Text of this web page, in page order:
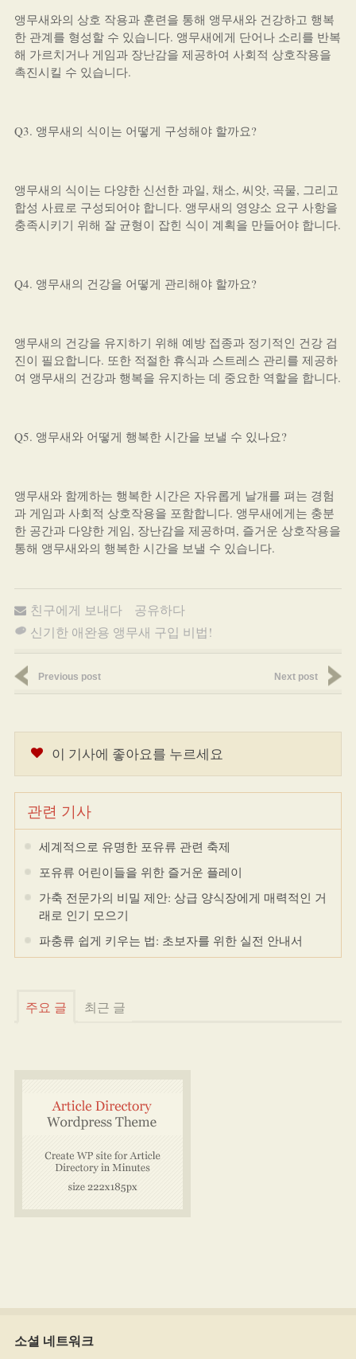
앵무새와의 상호 작용과 훈련을 통해 앵무새와 건강하고 행복
한 관계를 형성할 수 있습니다. 앵무새에게 단어나 소리를 반복
해 가르치거나 게임과 장난감을 제공하여 사회적 상호작용을
촉진시킬 수 있습니다.
Q3. 앵무새의 식이는 어떻게 구성해야 할까요?
앵무새의 식이는 다양한 신선한 과일, 채소, 씨앗, 곡물, 그리고
합성 사료로 구성되어야 합니다. 앵무새의 영양소 요구 사항을
충족시키기 위해 잘 균형이 잡힌 식이 계획을 만들어야 합니다.
Q4. 앵무새의 건강을 어떻게 관리해야 할까요?
앵무새의 건강을 유지하기 위해 예방 접종과 정기적인 건강 검
진이 필요합니다. 또한 적절한 휴식과 스트레스 관리를 제공하
여 앵무새의 건강과 행복을 유지하는 데 중요한 역할을 합니다.
Q5. 앵무새와 어떻게 행복한 시간을 보낼 수 있나요?
앵무새와 함께하는 행복한 시간은 자유롭게 날개를 펴는 경험
과 게임과 사회적 상호작용을 포함합니다. 앵무새에게는 충분
한 공간과 다양한 게임, 장난감을 제공하며, 즐거운 상호작용을
통해 앵무새와의 행복한 시간을 보낼 수 있습니다.
친구에게 보내다
공유하다
신기한 애완용 앵무새 구입 비법!
Previous post Next post
이 기사에 좋아요를 누르세요
관련 기사
세계적으로 유명한 포유류 관련 축제
포유류 어린이들을 위한 즐거운 플레이
가축 전문가의 비밀 제안: 상급 양식장에게 매력적인 거
래로 인기 모으기
파충류 쉽게 키우는 법: 초보자를 위한 실전 안내서
주요 글 최근 글
소셜 네트워크